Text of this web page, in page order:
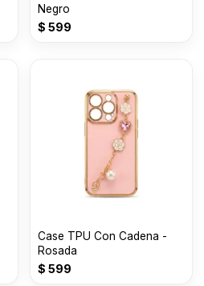
Negro
$ 599
Case TPU Con Cadena -
Rosada
$ 599